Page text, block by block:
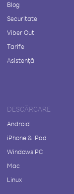
Blog
Securitate
Viber Out
Tarife
Asistență
DESCĂRCARE
Android
iPhone & iPad
Windows PC
Mac
Linux